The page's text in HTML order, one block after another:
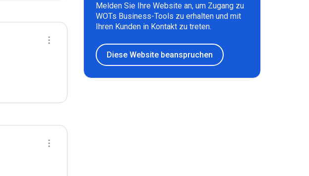
Melden Sie Ihre Website an, um Zugang zu
WOTs Business-Tools zu erhalten und mit
Ihren Kunden in Kontakt zu treten.
Diese Website beanspruchen